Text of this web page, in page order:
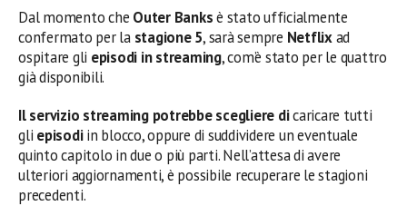
Dal momento che Outer Banksè stato ufficialmente
confermato per la stagione 5, sarà sempre Netflixad
ospitare gli episodi in streaming, com’è stato per le quattro
già disponibili.
Il servizio streaming potrebbe scegliere dicaricare tutti
gli episodiin blocco, oppure di suddividere un eventuale
quinto capitolo in due o più parti. Nell’attesa di avere
ulteriori aggiornamenti, è possibile recuperare le stagioni
precedenti.